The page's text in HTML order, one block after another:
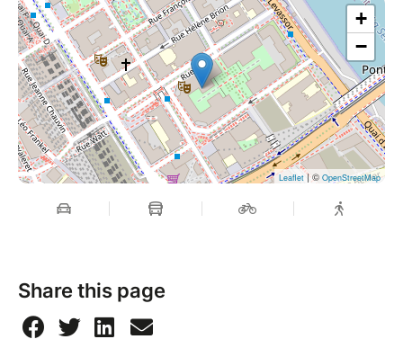
+
−
Leaflet| © OpenStreetMap
Share this page